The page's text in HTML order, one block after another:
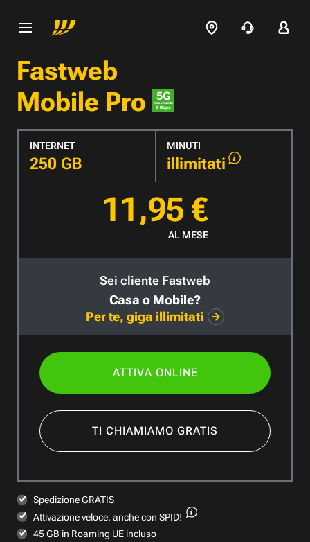
Fastweb
Mobile Pro
INTERNET
250 GB
MINUTI
illimitati
11,95 €
AL MESE
Sei cliente Fastweb
Casa o Mobile?
Per te, giga illimitati
ATTIVA ONLINE
TI CHIAMIAMO GRATIS
Spedizione GRATIS
Attivazione veloce, anche con SPID!
45 GB in Roaming UE incluso